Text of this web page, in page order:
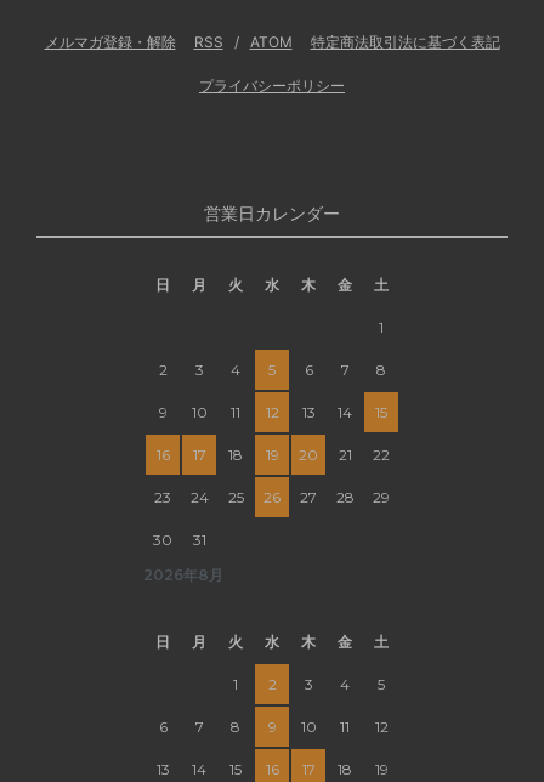
メルマガ登録・解除 RSS / ATOM 特定商法取引法に基づく表記
プライバシーポリシー
営業日カレンダー
2026年8月
日 月 火 水 木 金 土
1
2 3 4 5 6 7 8
9 10 11 12 13 14 15
16 17 18 19 20 21 22
23 24 25 26 27 28 29
30 31
日 月 火 水 木 金 土
1 2 3 4 5
6 7 8 9 10 11 12
13 14 15 16 17 18 19